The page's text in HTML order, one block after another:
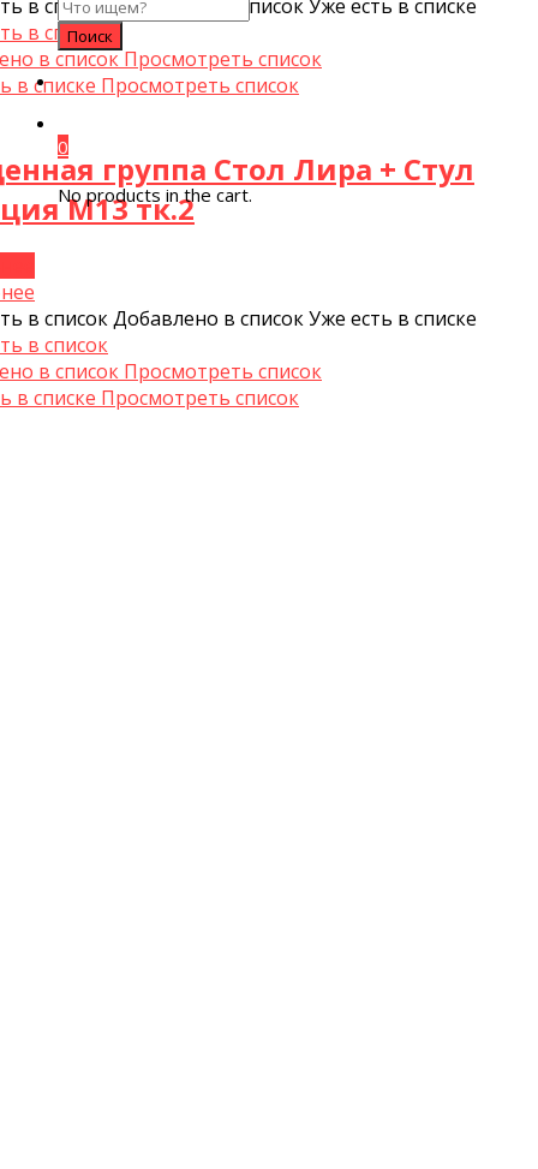
for:
0
No products in the cart.
в списокДобавлено в списокУже есть в списке
в список
в списокПросмотреть список
в списке Просмотреть список
группа Стол Лира + Стул
М13 тк.2
в списокДобавлено в списокУже есть в списке
в список
в список Просмотреть список
в списке Просмотреть список